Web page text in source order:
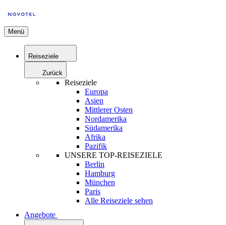
Menü
Reiseziele
Zurück
Reiseziele
Europa
Asien
Mittlerer Osten
Nordamerika
Südamerika
Afrika
Pazifik
UNSERE TOP-REISEZIELE
Berlin
Hamburg
München
Paris
Alle Reiseziele sehen
Angebote